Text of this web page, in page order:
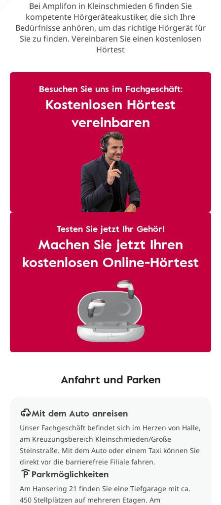
Bei Amplifon in Kleinschmieden 6 finden Sie
kompetente Hörgeräteakustiker, die sich Ihre
Bedürfnisse anhören, um das richtige Hörgerät für
Sie zu finden. Vereinbaren Sie einen kostenlosen
Hörtest
Besuchen Sie uns im Fachgeschäft:
Kostenlosen Hörtest
vereinbaren
Testen Sie jetzt Ihr Gehör!
Machen Sie jetzt Ihren
kostenlosen Online-Hörtest
Anfahrt und Parken
Mit dem Auto anreisen
Unser Fachgeschäft befindet sich im Herzen von Halle,
am Kreuzungsbereich Kleinschmieden/Große
Steinstraße. Mit dem Auto oder einem Taxi können Sie
direkt vor die barrierefreie Filiale fahren.
Parkmöglichkeiten
Am Hansering 21 finden Sie eine Tiefgarage mit ca.
450 Stellplätzen auf mehreren Etagen. Am